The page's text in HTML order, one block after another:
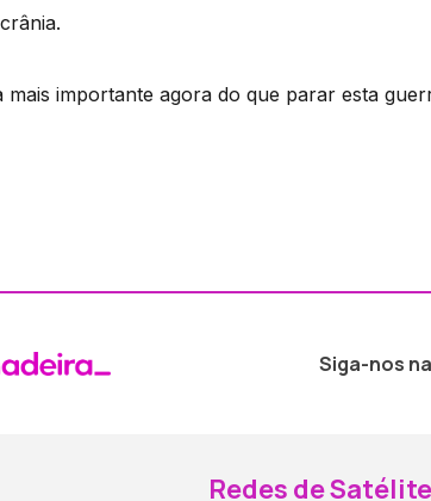
mais importante agora do que parar esta
Siga-nos
Redes de